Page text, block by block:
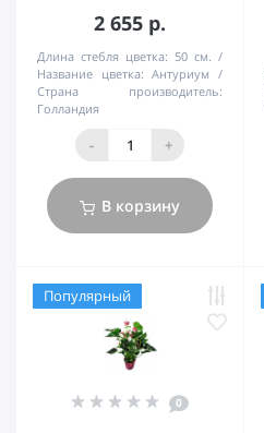
2 655 р.
Длина стебля цветка: 50 см.
Название цветка: Антуриум
Страна производитель:
Голландия
- +
В корзину
Популярный
0